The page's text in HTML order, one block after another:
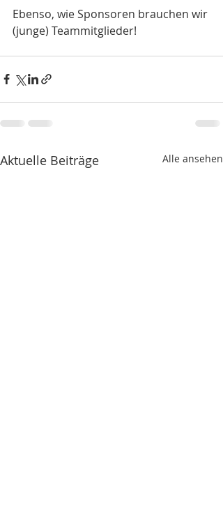
Ebenso, wie Sponsoren brauchen wir
(junge) Teammitglieder!
Aktuelle Beiträge Alle ansehen